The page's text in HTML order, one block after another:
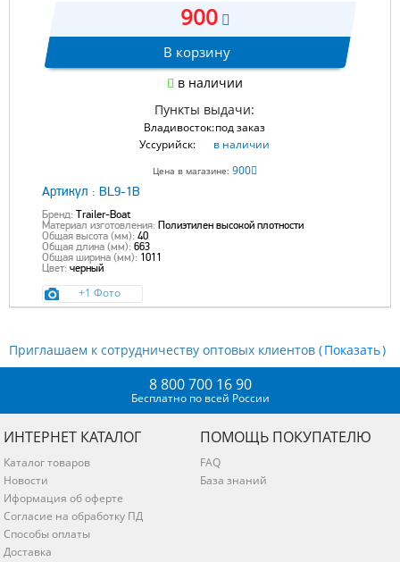
900
В корзину
в наличии
Пункты выдачи:
Владивосток:под заказ
Уссурийск:
в наличии
Цена в магазине: 900
Артикул : BL9-1B
Бренд: Trailer-Boat
Материал изготовления: Полиэтилен высокой плотности
Общая высота (мм): 40
Общая длина (мм): 663
Общая ширина (мм): 1011
Цвет: черный
+1 Фото
Приглашаем к сотрудничеству оптовых клиентов ( )
8 800 700 16 90
Бесплатно по всей России
ИНТЕРНЕТ КАТАЛОГ
Каталог товаров
Новости
Иформация об оферте
Согласие на обработку ПД
Способы оплаты
Доставка
ПОМОЩЬ ПОКУПАТЕЛЮ
FAQ
База знаний